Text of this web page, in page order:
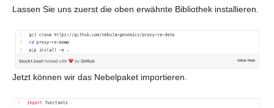
Lassen Sie uns zuerst die oben erwähnte Bibliothek installieren.
Jetzt können wir das Nebelpaket importieren.